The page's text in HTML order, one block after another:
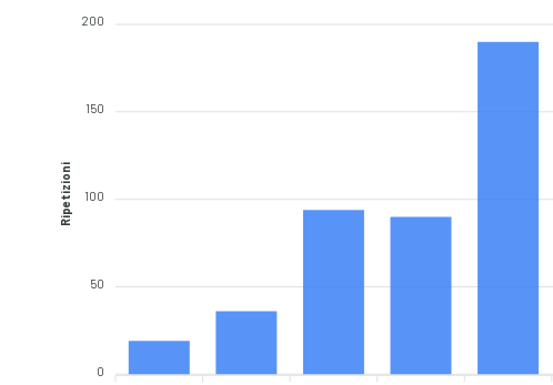
200
150
100
50
0
Ripetizioni